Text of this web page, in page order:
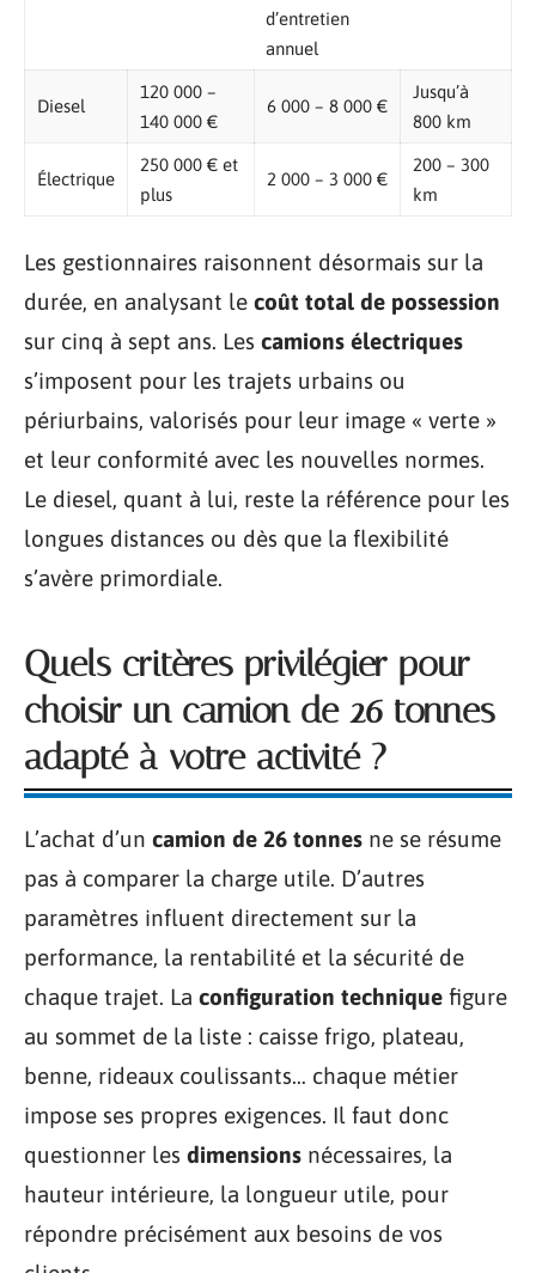
d’entretien
annuel
Diesel
120 000 –
140 000 €
6 000 – 8 000 €
Jusqu’à
800 km
Électrique
250 000 € et
plus
2 000 – 3 000 €
200 – 300
km
Les gestionnaires raisonnent désormais sur la
durée, en analysant le coût total de possession
sur cinq à sept ans. Les camions électriques
s’imposent pour les trajets urbains ou
périurbains, valorisés pour leur image « verte »
et leur conformité avec les nouvelles normes.
Le diesel, quant à lui, reste la référence pour les
longues distances ou dès que la flexibilité
s’avère primordiale.
Quels critères privilégier pour
choisir un camion de 26 tonnes
adapté à votre activité ?
L’achat d’un camion de 26 tonnes ne se résume
pas à comparer la charge utile. D’autres
paramètres influent directement sur la
performance, la rentabilité et la sécurité de
chaque trajet. La configuration technique figure
au sommet de la liste : caisse frigo, plateau,
benne, rideaux coulissants… chaque métier
impose ses propres exigences. Il faut donc
questionner les dimensions nécessaires, la
hauteur intérieure, la longueur utile, pour
répondre précisément aux besoins de vos